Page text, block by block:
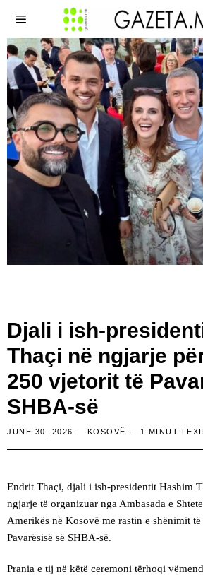
​Djali i ish-
Thaçi në ngjarje
250 vjetorit të
SHBA-së
JUNE 30, 2026 KOSOVË 1 MINUT
Endrit Thaçi, djali i ish-presidentit Hashim
ngjarje të organizuar nga Ambasada e
Amerikës në Kosovë me rastin e shënimit
Pavarësisë së SHBA-së.
Prania e tij në këtë ceremoni tërhoqi